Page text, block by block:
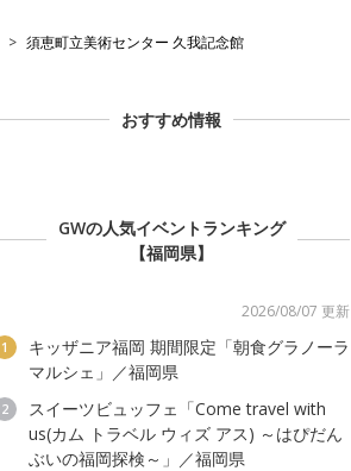
須恵町立美術センター 久我記念館
おすすめ情報
GWの人気イベントランキング
【福岡県】
2026/08/07 更新
1
キッザニア福岡 期間限定「朝食グラノーラ
マルシェ」／福岡県
2
スイーツビュッフェ「Come travel with
us(カム トラベル ウィズ アス) ～はぴだん
ぶいの福岡探検～」／福岡県